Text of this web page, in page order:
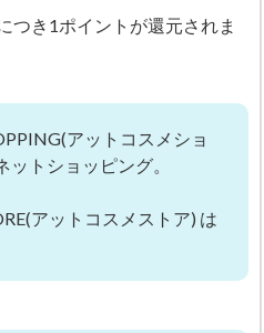
つき1ポイントが還元されま
アットコスメショ
ットショッピング。
アットコスメストア) は